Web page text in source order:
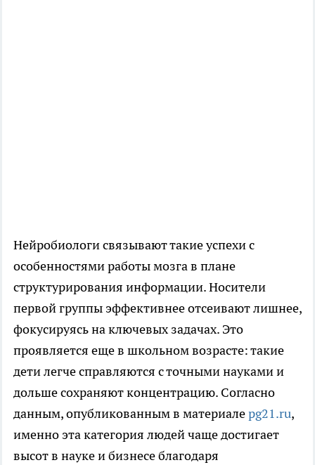
Нейробиологи связывают такие успехи с
особенностями работы мозга в плане
структурирования информации. Носители
первой группы эффективнее отсеивают лишнее,
фокусируясь на ключевых задачах. Это
проявляется еще в школьном возрасте: такие
дети легче справляются с точными науками и
дольше сохраняют концентрацию. Согласно
данным, опубликованным в материалеpg21.ru,
именно эта категория людей чаще достигает
высот в науке и бизнесе благодаря